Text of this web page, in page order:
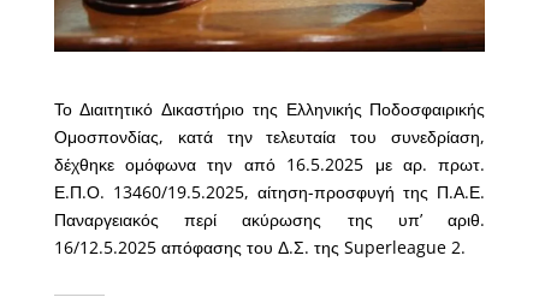
Το Διαιτητικό Δικαστήριο της Ελληνικής Ποδοσφαιρικής
Ομοσπονδίας, κατά την τελευταία του συνεδρίαση,
δέχθηκε ομόφωνα την από 16.5.2025 με αρ. πρωτ.
Ε.Π.Ο. 13460/19.5.2025, αίτηση-προσφυγή της Π.Α.Ε.
Παναργειακός περί ακύρωσης της υπ’ αριθ.
16/12.5.2025 απόφασης του Δ.Σ. της Superleague 2.